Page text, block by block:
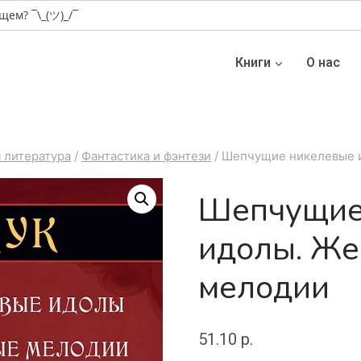
Книги О нас
/ Фантастика и фэнтези / Шепчущие никелевые
идолы.
мелодии
51.10 р.